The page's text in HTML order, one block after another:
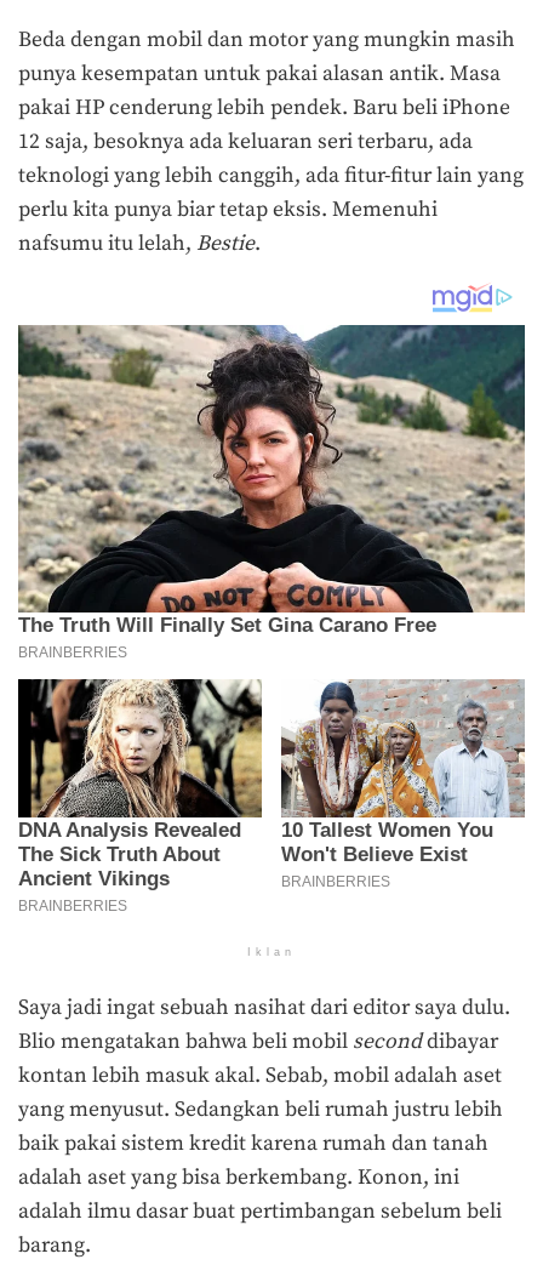
Beda dengan mobil dan motor yang mungkin masih
punya kesempatan untuk pakai alasan antik. Masa
pakai HP cenderung lebih pendek. Baru beli iPhone
12 saja, besoknya ada keluaran seri terbaru, ada
teknologi yang lebih canggih, ada fitur-fitur lain yang
perlu kita punya biar tetap eksis. Memenuhi
nafsumu itu lelah, Bestie.
Iklan
Saya jadi ingat sebuah nasihat dari editor saya dulu.
Blio mengatakan bahwa beli mobil seconddibayar
kontan lebih masuk akal. Sebab, mobil adalah aset
yang menyusut. Sedangkan beli rumah justru lebih
baik pakai sistem kredit karena rumah dan tanah
adalah aset yang bisa berkembang. Konon, ini
adalah ilmu dasar buat pertimbangan sebelum beli
barang.